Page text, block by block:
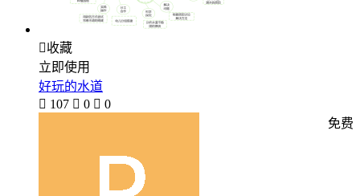
收藏
立即使用
好玩的水道
 107  0  0
免费